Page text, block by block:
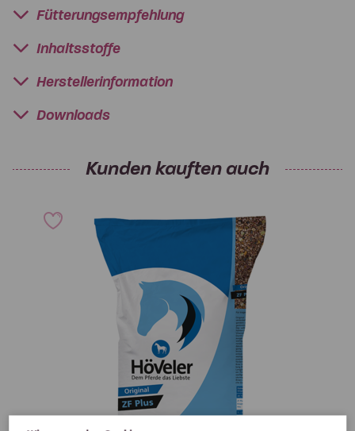
Fütterungsempfehlung
Inhaltsstoffe
Herstellerinformation
Downloads
Kunden kauften auch